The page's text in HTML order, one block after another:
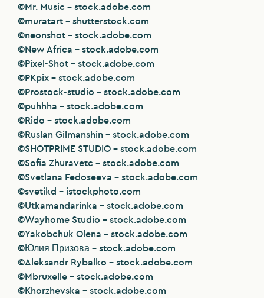
©Mr. Music – stock.adobe.com
©muratart – shutterstock.com
©neonshot – stock.adobe.com
©New Africa – stock.adobe.com
©Pixel-Shot – stock.adobe.com
©PKpix – stock.adobe.com
©Prostock-studio – stock.adobe.com
©puhhha – stock.adobe.com
©Rido – stock.adobe.com
©Ruslan Gilmanshin – stock.adobe.com
©SHOTPRIME STUDIO – stock.adobe.com
©Sofia Zhuravetc – stock.adobe.com
©Svetlana Fedoseeva – stock.adobe.com
©svetikd – istockphoto.com
©Utkamandarinka – stock.adobe.com
©Wayhome Studio – stock.adobe.com
©Yakobchuk Olena – stock.adobe.com
©Юлия Призова – stock.adobe.com
©Aleksandr Rybalko – stock.adobe.com
©Mbruxelle – stock.adobe.com
©Khorzhevska – stock.adobe.com